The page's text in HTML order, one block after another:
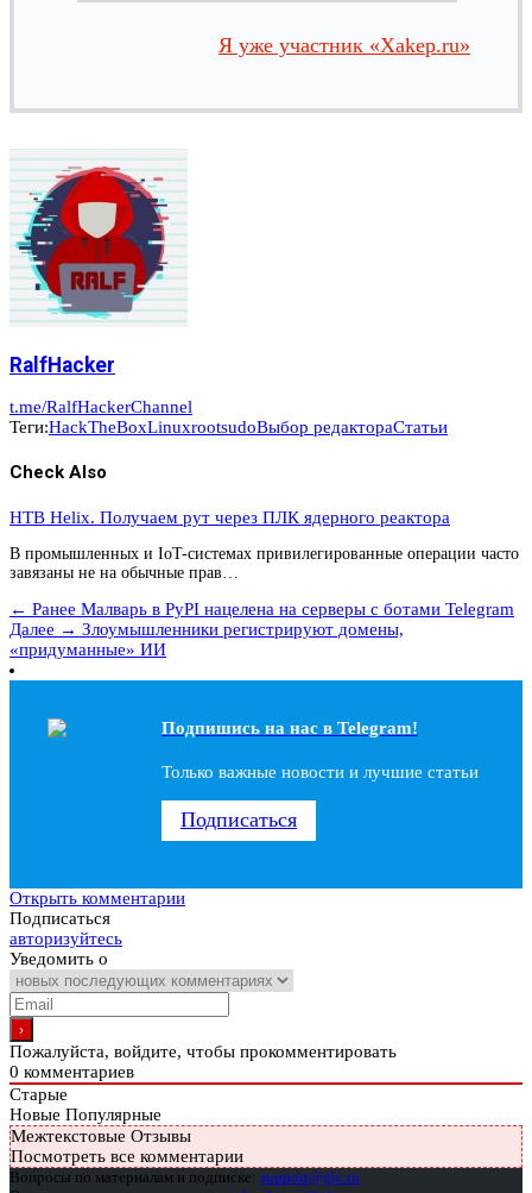
Я уже участник «Xakep.ru»
RalfHacker
t.me/RalfHackerChannel
Теги:HackTheBoxLinuxrootsudoВыбор редактораСтатьи
Check Also
HTB Helix. Получаем рут через ПЛК ядерного реактора
В промышленных и IoT-системах привилегированные операции часто
завязаны не на обычные прав…
← Ранее Малварь в PyPI нацелена на серверы с ботами Telegram
Далее → Злоумышленники регистрируют домены,
«придуманные» ИИ
Подпишись на наc в Telegram!
Только важные новости и лучшие статьи
Подписаться
Открыть комментарии
Подписаться
авторизуйтесь
Уведомить о
Пожалуйста, войдите, чтобы прокомментировать
0 комментариев
Старые
Новые Популярные
Межтекстовые Отзывы
Посмотреть все комментарии
Вопросы по материалам и подписке: support@glc.ru